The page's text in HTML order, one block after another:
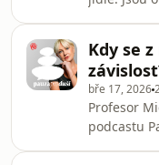
přináší
ale s konkr
profesorka
nemoc lidé
hraje
proč je i
najít cestu
Kdy se
bře 17, 2026
Profesor
podcastu